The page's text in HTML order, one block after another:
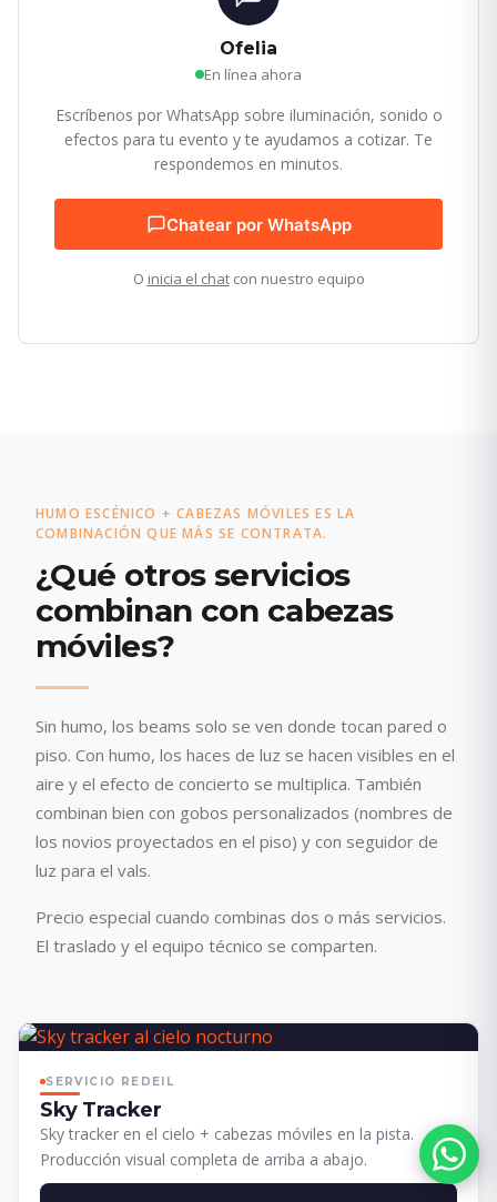
Ofelia
En línea ahora
Escríbenos por WhatsApp sobre iluminación, sonido o
efectos para tu evento y te ayudamos a cotizar. Te
respondemos en minutos.
Chatear por WhatsApp
O inicia el chatcon nuestro equipo
HUMO ESCÉNICO + CABEZAS MÓVILES ES LA
COMBINACIÓN QUE MÁS SE CONTRATA.
¿Qué otros servicios
combinan con cabezas
móviles?
Sin humo, los beams solo se ven donde tocan pared o
piso. Con humo, los haces de luz se hacen visibles en el
aire y el efecto de concierto se multiplica. También
combinan bien con gobos personalizados (nombres de
los novios proyectados en el piso) y con seguidor de
luz para el vals.
Precio especial cuando combinas dos o más servicios.
El traslado y el equipo técnico se comparten.
SERVICIO REDEIL
Sky Tracker
Sky tracker en el cielo + cabezas móviles en la pista.
Producción visual completa de arriba a abajo.